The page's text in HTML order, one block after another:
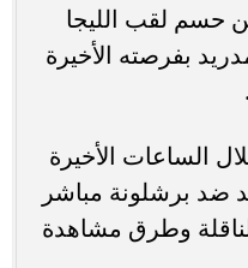
حسم لقب الليجا
بفرصته الأخيرة
الساعات الأخيرة
ضد برشلونة مباشر
الناقلة وطرق مشاهدة